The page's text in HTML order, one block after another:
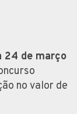
24 de março
no valor de